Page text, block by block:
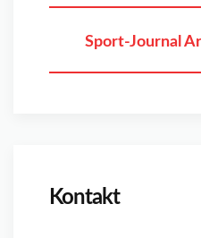
Sport-Journal
Kontakt